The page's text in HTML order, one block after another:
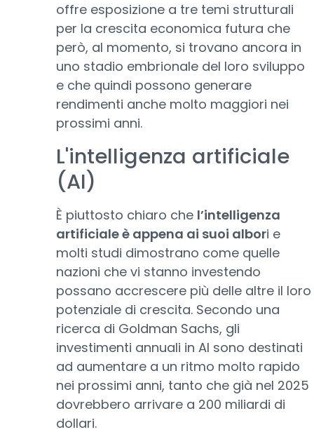
offre esposizione a tre temi strutturali
per la crescita economica futura che
però, al momento, si trovano ancora in
uno stadio embrionale del loro sviluppo
e che quindi possono generare
rendimenti anche molto maggiori nei
prossimi anni.
L'intelligenza artificiale
(AI)
È piuttosto chiaro che l’intelligenza
artificiale è appena ai suoi albori e
molti studi dimostrano come quelle
nazioni che vi stanno investendo
possano accrescere più delle altre il loro
potenziale di crescita. Secondo una
ricerca di Goldman Sachs, gli
investimenti annuali in AI sono destinati
ad aumentare a un ritmo molto rapido
nei prossimi anni, tanto che già nel 2025
dovrebbero arrivare a 200 miliardi di
dollari.